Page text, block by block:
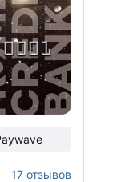
17 отзывов